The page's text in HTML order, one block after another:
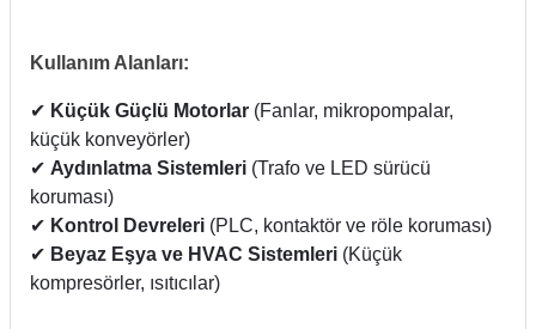
Kullanım Alanları:
✔ Küçük Güçlü Motorlar (Fanlar, mikropompalar,
küçük konveyörler)
✔ Aydınlatma Sistemleri (Trafo ve LED sürücü
koruması)
✔ Kontrol Devreleri (PLC, kontaktör ve röle koruması)
✔ Beyaz Eşya ve HVAC Sistemleri (Küçük
kompresörler, ısıtıcılar)